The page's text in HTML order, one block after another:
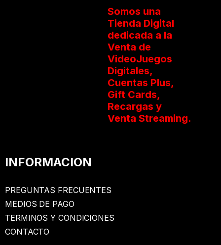
Somos una
Tienda Digital
dedicada a la
Venta de
VideoJuegos
Digitales,
Cuentas Plus,
Gift Cards,
Recargas y
Venta Streaming.
INFORMACION
PREGUNTAS FRECUENTES
MEDIOS DE PAGO
TERMINOS Y CONDICIONES
CONTACTO